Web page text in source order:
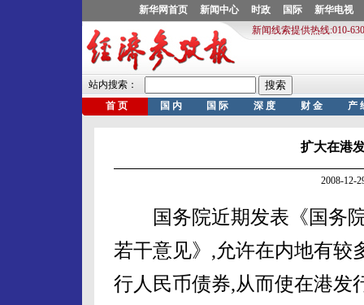
扩大在港
2008-12-
国务院近期发表《国务院
若干意见》,允许在内地有较
行人民币债券,从而使在港发